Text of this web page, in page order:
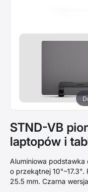
STND-VB
laptopów i
Aluminiowa
o przekątnej
25.5 mm. Czarna